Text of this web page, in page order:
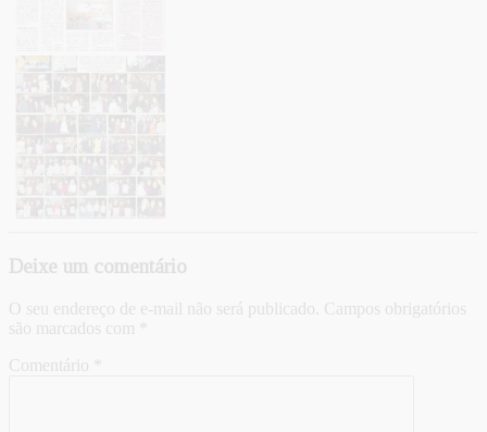
Deixe um comentário
O seu endereço de e-mail não será publicado. Campos obrigatórios
são marcados com
Comentário